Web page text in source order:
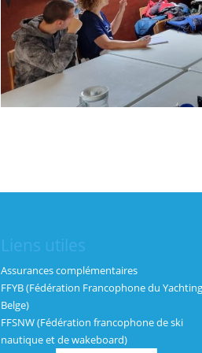
Liens utiles
Assurances complémentaires
FFYB (Fédération Francophone du Yachting
Belge)
FFSNW (Fédération francophone de ski
nautique et de wakeboard)